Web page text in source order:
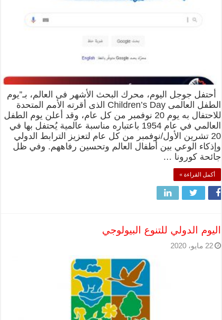
أحتفل جوجل اليوم، محرك البحث الأشهر فى العالم، بـ”يوم
الطفل العالمى Children’s Day الذى أقرته الأمم المتحدة
للاحتفال به يوم 20 نوفمبر من كل عام، وقد أعلن يوم الطفل
العالمي في عام 1954 باعتباره مناسبة عالمية يُحتفل بها في
20 تشرين الأول/نوفمبر من كل عام لتعزيز الترابط الدولي
وإذكاء الوعي بين أطفال العالم وتحسين رفاههم. وفي ظل
جائحة كورونا …
أكمل القراءة »
اليوم الدولي للتنوع البيولوجي
22 مايو، 2020